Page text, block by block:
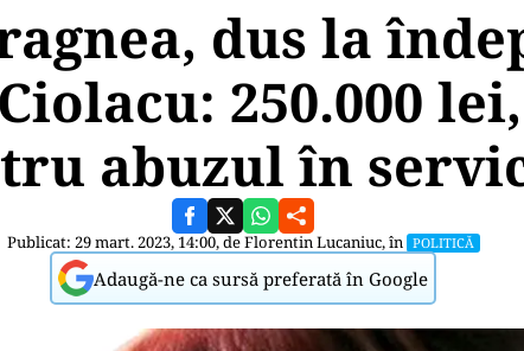
dus la
250.000
abuzul în
Publicat: 29 mart. 2023, 14:00, deFlorentin Lucaniuc, în POLITICĂ
Adaugă-ne ca sursă preferată în Google